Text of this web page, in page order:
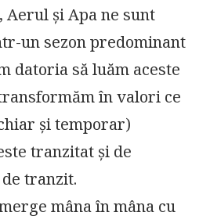
Aerul și Apa ne sunt
un sezon predominant
datoria să luăm aceste
în valori ce
și temporar)
tranzitat și de
tranzit.
mâna în mâna cu